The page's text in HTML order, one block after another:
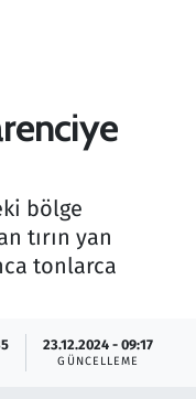
bölge
tırın yan
tonlarca
23.12.2024 - 09:17
GÜNCELLEME